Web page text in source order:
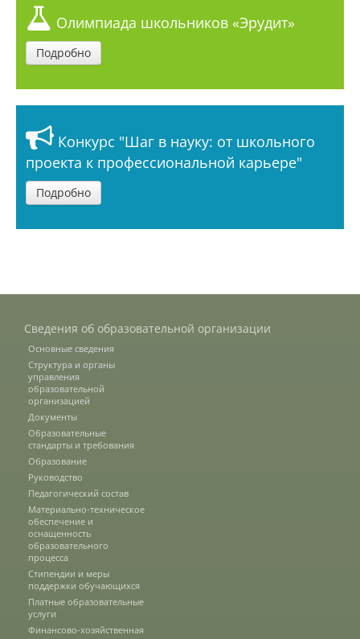
Предотвращение кризисных ситуаций
Ответственность за разжигание
межнациональной розни
Конкурсы и вакансии
Банковские реквизиты
Наши услуги
Международная деятельность
Организации-партнеры
Договоры о сотрудничестве
Зарубежные стажировки
Олимпиада школьников «Эрудит»
Подробно
Конкурс "Шаг в науку: от школьного
проекта к профессиональной карьере"
Подробно
Сведения об образовательной организации
Основные сведения
Структура и органы
управления
образовательной
организацией
Документы
Образовательные
стандарты и требования
Образование
Руководство
Педагогический состав
Материально-техническое
обеспечение и
оснащенность
образовательного
процесса
Стипендии и меры
поддержки обучающихся
Платные образовательные
услуги
Финансово-хозяйственная